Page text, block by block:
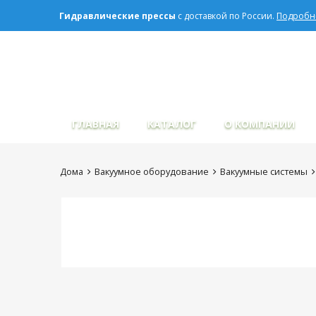
Гидравлические прессы с доставкой по России.
ГЛАВНАЯ КАТАЛОГ О КОМПАНИИ
Дома Вакуумное оборудование Вакуумные системы